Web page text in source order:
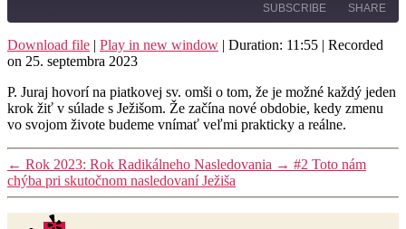
seconds
SUBSCRIBE SHARE
RSS FEED
SHARE
LINK
EMBED
Download file | Play in new window | Duration: 11:55 | Recorded
on 25. septembra 2023
P. Juraj hovorí na piatkovej sv. omši o tom, že je možné každý jeden
krok žiť v súlade s Ježišom. Že začína nové obdobie, kedy zmenu
vo svojom živote budeme vnímať veľmi prakticky a reálne.
← Rok 2023: Rok Radikálneho Nasledovania → #2 Toto nám
chýba pri skutočnom nasledovaní Ježiša
Yelp